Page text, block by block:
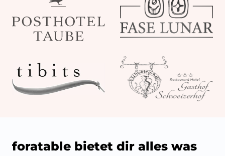
foratable bietet dir alles was